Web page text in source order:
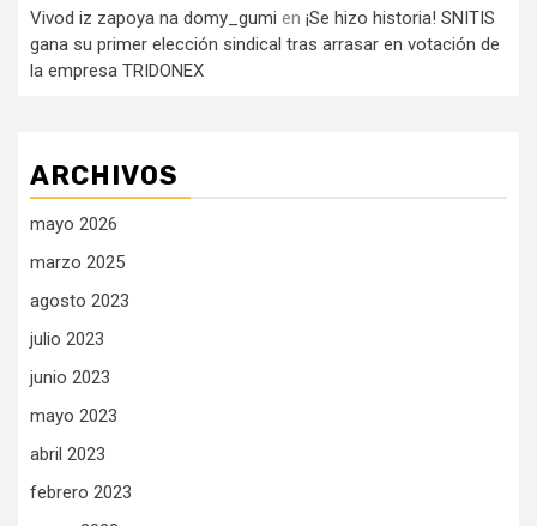
Vivod iz zapoya na domy_gumi en ¡Se hizo historia! SNITIS
gana su primer elección sindical tras arrasar en votación de
la empresa TRIDONEX
ARCHIVOS
mayo 2026
marzo 2025
agosto 2023
julio 2023
junio 2023
mayo 2023
abril 2023
febrero 2023